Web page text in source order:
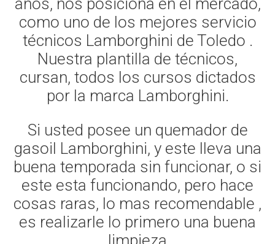
años, nos posiciona en el mercado,
como uno de los mejores servicio
técnicos Lamborghini de Toledo .
Nuestra plantilla de técnicos,
cursan, todos los cursos dictados
por la marca Lamborghini.
Si usted posee un quemador de
gasoil Lamborghini, y este lleva una
buena temporada sin funcionar, o si
este esta funcionando, pero hace
cosas raras, lo mas recomendable ,
es realizarle lo primero una buena